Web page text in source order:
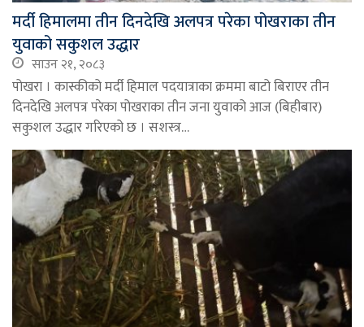
मर्दी हिमालमा तीन दिनदेखि अलपत्र परेका पोखराका तीन
युवाको सकुशल उद्धार
साउन २१, २०८३
पोखरा । कास्कीको मर्दी हिमाल पदयात्राका क्रममा बाटो बिराएर तीन
दिनदेखि अलपत्र परेका पोखराका तीन जना युवाको आज (बिहीबार)
सकुशल उद्धार गरिएको छ । सशस्त्र…